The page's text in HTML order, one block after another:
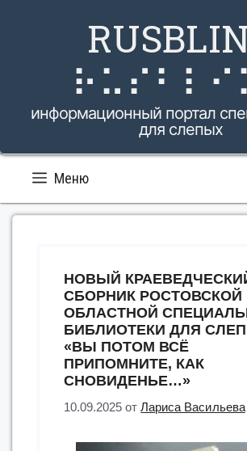
информационный портал
для слепых
Меню
НОВЫЙ
СБОРНИК РОСТОВСКОЙ
ОБЛАСТНОЙ
БИБЛИОТЕКИ ДЛЯ
«ВЫ ПОТОМ ВСЁ
ПРИПОМНИТЕ, КАК
СНОВИДЕНЬЕ…»
10.09.2025 отЛариса Васильева